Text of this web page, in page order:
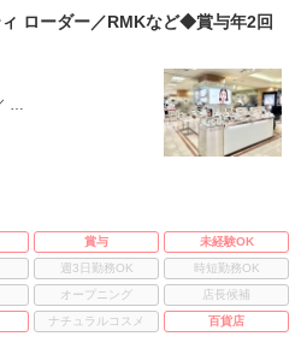
ィ ローダー／RMKなど◆賞与年2回
…
賞与
未経験OK
週3日勤務OK
時短勤務OK
オープニング
店長候補
ナチュラルコスメ 百貨店